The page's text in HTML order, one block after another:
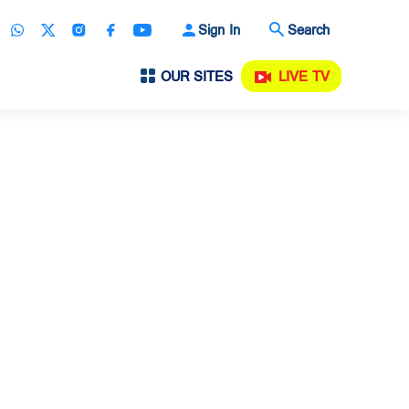
Sign In Search
OUR SITES LIVE TV